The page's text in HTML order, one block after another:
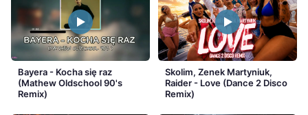
Bayera - Kocha się raz
(Mathew Oldschool 90's
Remix)
Skolim, Zenek Martyniuk,
Raider - Love (Dance 2 Disco
Remix)